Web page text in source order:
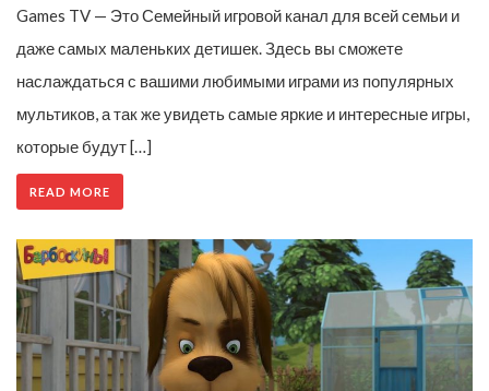
Games TV — Это Семейный игровой канал для всей семьи и
даже самых маленьких детишек. Здесь вы сможете
наслаждаться с вашими любимыми играми из популярных
мультиков, а так же увидеть самые яркие и интересные игры,
которые будут […]
READ MORE